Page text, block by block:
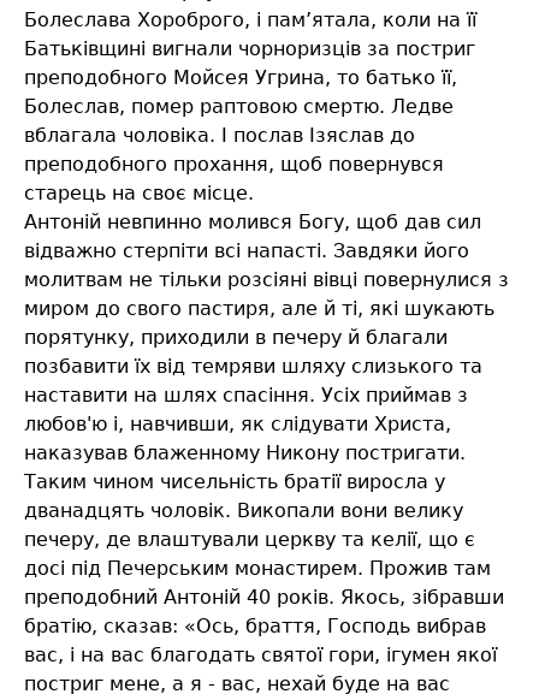
Болеслава Хороброго, і пам’ятала, коли на її
Батьківщині вигнали чорноризців за постриг
преподобного Мойсея Угрина, то батько її,
Болеслав, помер раптовою смертю. Ледве
вблагала чоловіка. І послав Ізяслав до
преподобного прохання, щоб повернувся
старець на своє місце.
Антоній невпинно молився Богу, щоб дав сил
відважно стерпіти всі напасті. Завдяки його
молитвам не тільки розсіяні вівці повернулися з
миром до свого пастиря, але й ті, які шукають
порятунку, приходили в печеру й благали
позбавити їх від темряви шляху слизького та
наставити на шлях спасіння. Усіх приймав з
любов'ю і, навчивши, як слідувати Христа,
наказував блаженному Никону постригати.
Таким чином чисельність братії виросла у
дванадцять чоловік. Викопали вони велику
печеру, де влаштували церкву та келії, що є
досі під Печерським монастирем. Прожив там
преподобний Антоній 40 років. Якось, зібравши
братію, сказав: «Ось, браття, Господь вибрав
вас, і на вас благодать святої гори, ігумен якої
постриг мене, а я - вас, нехай буде на вас